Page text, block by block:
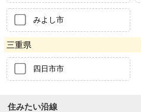
みよし市
三重県
四日市市
住みたい沿線